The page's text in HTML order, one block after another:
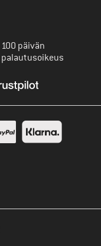
100 päivän
palautusoikeus